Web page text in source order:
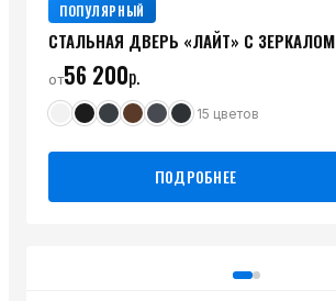
ПОПУЛЯРНЫЙ
СТАЛЬНАЯ ДВЕРЬ «ЛАЙТ» С ЗЕРКАЛОМ
от56 200р.
15 цветов
ПОДРОБНЕЕ